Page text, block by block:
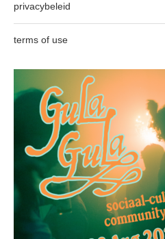
privacybeleid
terms of use